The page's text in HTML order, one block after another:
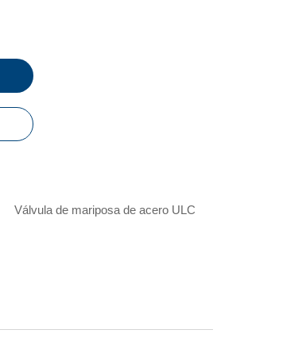
Válvula de mariposa de acero ULC